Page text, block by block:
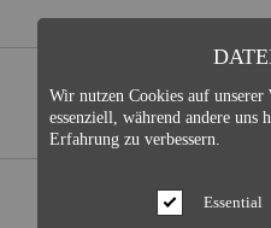
Wir nutzen Cookies auf
essenziell, während andere uns
Erfahrung zu verbessern.
Essential